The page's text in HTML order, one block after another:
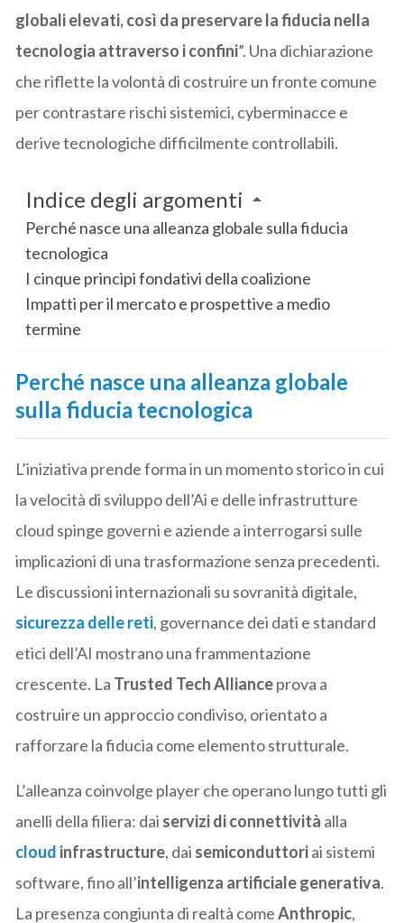
globali elevati, così da preservare la fiducia nella
tecnologia attraverso i confini”. Una dichiarazione
che riflette la volontà di costruire un fronte comune
per contrastare rischi sistemici, cyberminacce e
derive tecnologiche difficilmente controllabili.
Indice degli argomenti
Perché nasce una alleanza globale sulla fiducia
tecnologica
I cinque principi fondativi della coalizione
Impatti per il mercato e prospettive a medio
termine
Perché nasce una alleanza globale
sulla fiducia tecnologica
L’iniziativa prende forma in un momento storico in cui
la velocità di sviluppo dell’Ai e delle infrastrutture
cloud spinge governi e aziende a interrogarsi sulle
implicazioni di una trasformazione senza precedenti.
Le discussioni internazionali su sovranità digitale,
sicurezza delle reti, governance dei dati e standard
etici dell’AI mostrano una frammentazione
crescente. La Trusted Tech Allianceprova a
costruire un approccio condiviso, orientato a
rafforzare la fiducia come elemento strutturale.
L’alleanza coinvolge player che operano lungo tutti gli
anelli della filiera: dai servizi di connettività alla
cloud infrastructure, dai semiconduttoriai sistemi
software, fino all’intelligenza artificiale generativa.
La presenza congiunta di realtà comeAnthropic,